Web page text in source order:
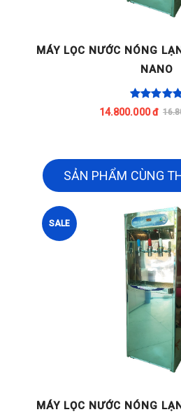
MÁY LỌC NƯỚC NÓNG
NANO
14.800.000 đ
SẢN PHẨM CÙNG
SALE
MÁY LỌC NƯỚC NÓNG